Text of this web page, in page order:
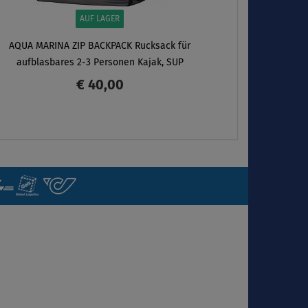
AUF LAGER
AQUA MARINA ZIP BACKPACK Rucksack für
aufblasbares 2-3 Personen Kajak, SUP
€ 40,00